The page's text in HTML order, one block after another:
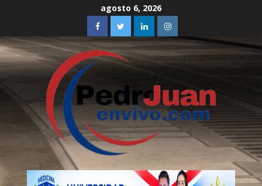
agosto 6, 2026